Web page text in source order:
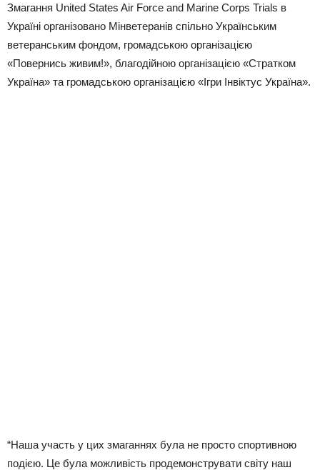
Змагання United States Air Force and Marine Corps Trials в
Україні організовано Мінветеранів спільно Українським
ветеранським фондом, громадською організацією
«Повернись живим!», благодійною організацією «Стратком
Україна» та громадською організацією «Ігри Інвіктус Україна».
“Наша участь у цих змаганнях була не просто спортивною
подією. Це була можливість продемонструвати світу наш